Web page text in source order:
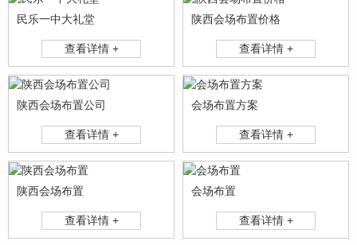
民乐一中大礼堂
查看详情 +
陕西会场布置价格
查看详情 +
陕西会场布置公司
查看详情 +
会场布置方案
查看详情 +
陕西会场布置
查看详情 +
会场布置
查看详情 +